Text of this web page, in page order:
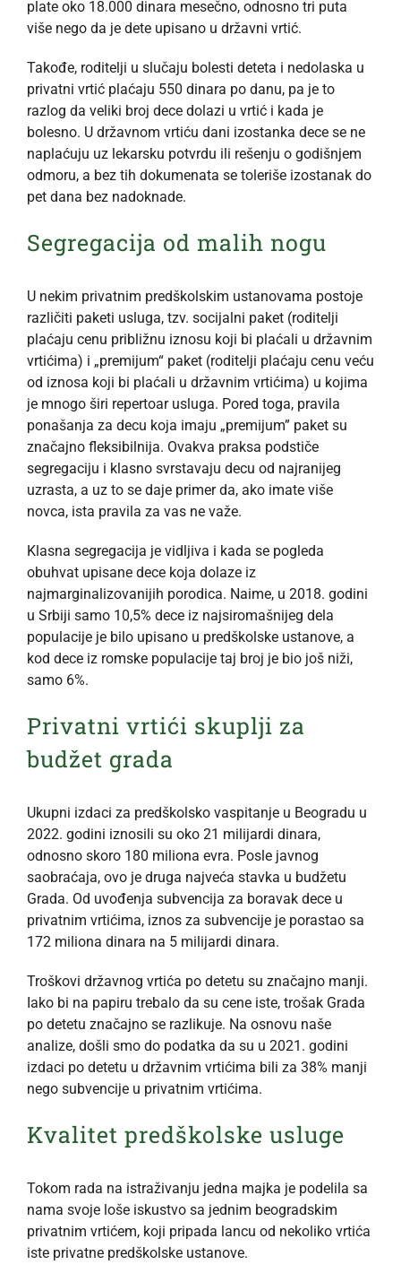
plate oko 18.000 dinara mesečno, odnosno tri puta
više nego da je dete upisano u državni vrtić.
Takođe, roditelji u slučaju bolesti deteta i nedolaska u
privatni vrtić plaćaju 550 dinara po danu, pa je to
razlog da veliki broj dece dolazi u vrtić i kada je
bolesno. U državnom vrtiću dani izostanka dece se ne
naplaćuju uz lekarsku potvrdu ili rešenju o godišnjem
odmoru, a bez tih dokumenata se toleriše izostanak do
pet dana bez nadoknade.
Segregacija od malih nogu
U nekim privatnim predškolskim ustanovama postoje
različiti paketi usluga, tzv. socijalni paket (roditelji
plaćaju cenu približnu iznosu koji bi plaćali u državnim
vrtićima) i „premijum“ paket (roditelji plaćaju cenu veću
od iznosa koji bi plaćali u državnim vrtićima) u kojima
je mnogo širi repertoar usluga. Pored toga, pravila
ponašanja za decu koja imaju „premijum” paket su
značajno fleksibilnija. Ovakva praksa podstiče
segregaciju i klasno svrstavaju decu od najranijeg
uzrasta, a uz to se daje primer da, ako imate više
novca, ista pravila za vas ne važe.
Klasna segregacija je vidljiva i kada se pogleda
obuhvat upisane dece koja dolaze iz
najmarginalizovanijih porodica. Naime, u 2018. godini
u Srbiji samo 10,5% dece iz najsiromašnijeg dela
populacije je bilo upisano u predškolske ustanove, a
kod dece iz romske populacije taj broj je bio još niži,
samo 6%.
Privatni vrtići skuplji za
budžet grada
Ukupni izdaci za predškolsko vaspitanje u Beogradu u
2022. godini iznosili su oko 21 milijardi dinara,
odnosno skoro 180 miliona evra. Posle javnog
saobraćaja, ovo je druga najveća stavka u budžetu
Grada. Od uvođenja subvencija za boravak dece u
privatnim vrtićima, iznos za subvencije je porastao sa
172 miliona dinara na 5 milijardi dinara.
Troškovi državnog vrtića po detetu su značajno manji.
Iako bi na papiru trebalo da su cene iste, trošak Grada
po detetu značajno se razlikuje. Na osnovu naše
analize, došli smo do podatka da su u 2021. godini
izdaci po detetu u državnim vrtićima bili za 38% manji
nego subvencije u privatnim vrtićima.
Kvalitet predškolske usluge
Tokom rada na istraživanju jedna majka je podelila sa
nama svoje loše iskustvo sa jednim beogradskim
privatnim vrtićem, koji pripada lancu od nekoliko vrtića
iste privatne predškolske ustanove.